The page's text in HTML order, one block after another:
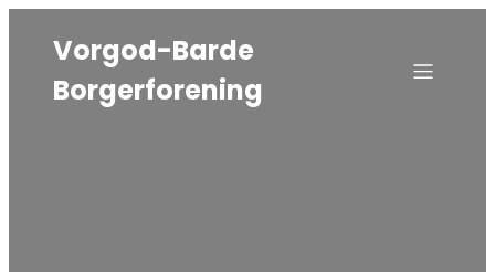
Vorgod-Barde
Borgerforening